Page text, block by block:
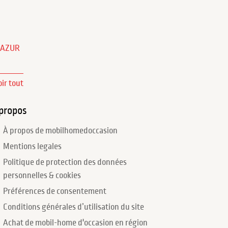
tout
À propos de mobilhomedoccasion
Mentions legales
Politique de protection des données
personnelles & cookies
Préférences de consentement
Conditions générales d’utilisation du site
Achat de mobil-home d'occasion en région